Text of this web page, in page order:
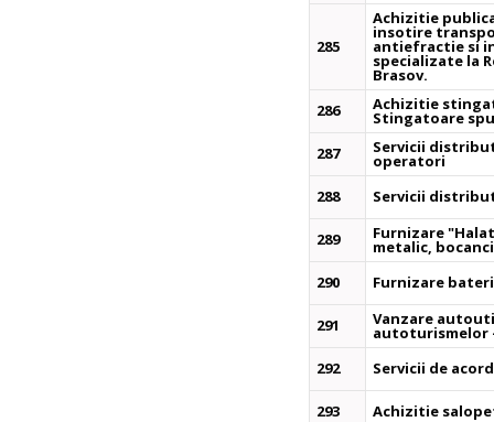
285
Achizitie
insotire
antiefractie si
specializate la
Brasov.
286
Achizitie
Stingatoare
287
Servicii
operatori
288
Servicii
289 Furnizare
metalic,
290
Furnizare
291 Vanzare
autoturismelor -
292
Servicii de
293 Achizitie